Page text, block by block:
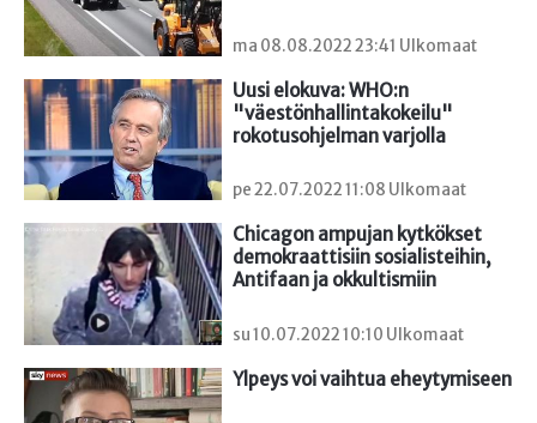
ma 08.08.2022 23:41 Ulkomaat
Uusi elokuva: WHO:n
"väestönhallintakokeilu"
rokotusohjelman varjolla
pe 22.07.2022 11:08 Ulkomaat
Chicagon ampujan kytkökset
demokraattisiin sosialisteihin,
Antifaan ja okkultismiin
su 10.07.2022 10:10 Ulkomaat
Ylpeys voi vaihtua eheytymiseen